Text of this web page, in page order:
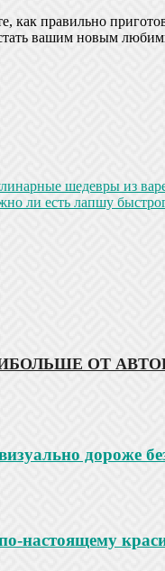
как правильно
вашим новым
шедевры из
ли есть лапшу
БОЛЬШЕ ОТ
дороже
настоящему